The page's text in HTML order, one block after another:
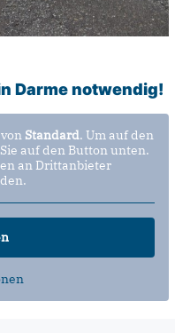
Darme notwendig!
Standard. Um auf den
auf den Button unten.
an Drittanbieter